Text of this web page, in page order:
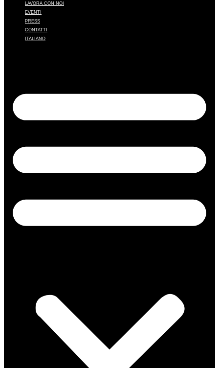
LAVORA CON NOI
EVENTI
PRESS
CONTATTI
ITALIANO